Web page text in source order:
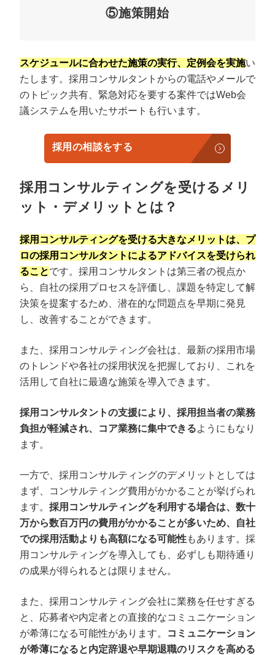
⑤施策開始
スケジュールに合わせた施策の実行、定例会を実施い
たします。採用コンサルタントからの電話やメールで
のトピック共有、緊急対応を要する案件ではWeb会
議システムを用いたサポートも行います。
採用の相談をする
採用コンサルティングを受けるメリ
ット・デメリットとは？
採用コンサルティングを受ける大きなメリットは、プ
ロの採用コンサルタントによるアドバイスを受けられ
ることです。採用コンサルタントは第三者の視点か
ら、自社の採用プロセスを評価し、課題を特定して解
決策を提案するため、潜在的な問題点を早期に発見
し、改善することができます。
また、採用コンサルティング会社は、最新の採用市場
のトレンドや各社の採用状況を把握しており、これを
活用して自社に最適な施策を導入できます。
採用コンサルタントの支援により、採用担当者の業務
負担が軽減され、コア業務に集中できるようにもなり
ます。
一方で、採用コンサルティングのデメリットとしては
まず、コンサルティング費用がかかることが挙げられ
ます。 採用コンサルティングを利用する場合は、数十
万から数百万円の費用がかかることが多いため、自社
での採用活動よりも高額になる可能性もあります。採
用コンサルティングを導入しても、必ずしも期待通り
の成果が得られるとは限りません。
また、採用コンサルティング会社に業務を任せすぎる
と、応募者や内定者との直接的なコミュニケーション
が希薄になる可能性があります。
コミュニケーション
が希薄になると内定辞退や早期退職のリスクを高める